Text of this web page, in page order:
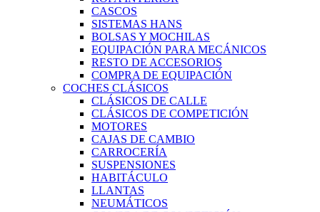
CASCOS
SISTEMAS HANS
BOLSAS Y MOCHILAS
EQUIPACIÓN PARA MECÁNICOS
RESTO DE ACCESORIOS
COMPRA DE EQUIPACIÓN
COCHES CLÁSICOS
CLÁSICOS DE CALLE
CLÁSICOS DE COMPETICIÓN
MOTORES
CAJAS DE CAMBIO
CARROCERÍA
SUSPENSIONES
HABITÁCULO
LLANTAS
NEUMÁTICOS